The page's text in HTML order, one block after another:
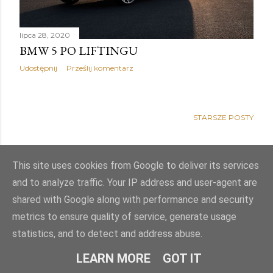
lipca 28, 2020
BMW 5 PO LIFTINGU
Udostępnij Prześlij komentarz
STARSZE POSTY
Obsługiwane przez usługę Blogger
This site uses cookies from Google to deliver its services
and to analyze traffic. Your IP address and user-agent are
shared with Google along with performance and security
metrics to ensure quality of service, generate usage
statistics, and to detect and address abuse.
LEARN MORE GOT IT